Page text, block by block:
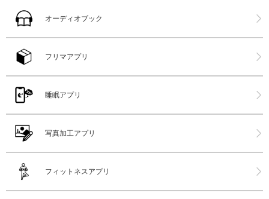
オーディオブック
フリマアプリ
睡眠アプリ
写真加工アプリ
フィットネスアプリ